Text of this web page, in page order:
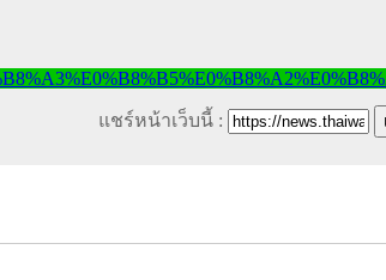
แชร์หน้าเว็บนี้ :